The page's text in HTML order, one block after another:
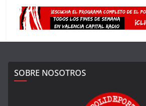
SOBRE NOSOTROS